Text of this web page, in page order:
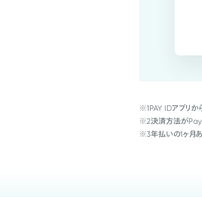
※1PAY IDアプリか
※2決済方法が
※3年払いの1ヶ月